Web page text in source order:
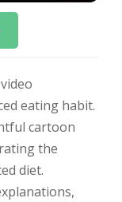
eating habit.
cartoon
the
diet.